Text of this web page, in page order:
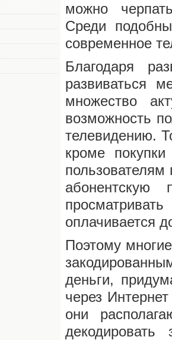
можно
Среди
современное
Благодаря
развиваться
множество
возможность
телевидению.
кроме
пользователям
абонентскую
оплачивается
Поэтому
деньги,
через
они